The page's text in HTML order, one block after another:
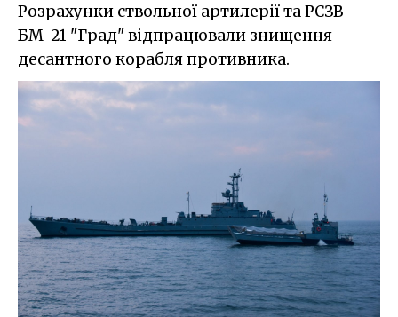
Розрахунки ствольної артилерії та РСЗВ
БМ-21 "Град" відпрацювали знищення
десантного корабля противника.